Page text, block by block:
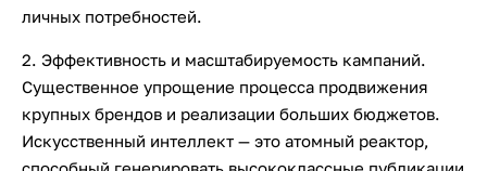
личных потребностей.
2. Эффективность и масштабируемость кампаний.
Существенное упрощение процесса продвижения
крупных брендов и реализации больших бюджетов.
Искусственный интеллект — это атомный реактор,